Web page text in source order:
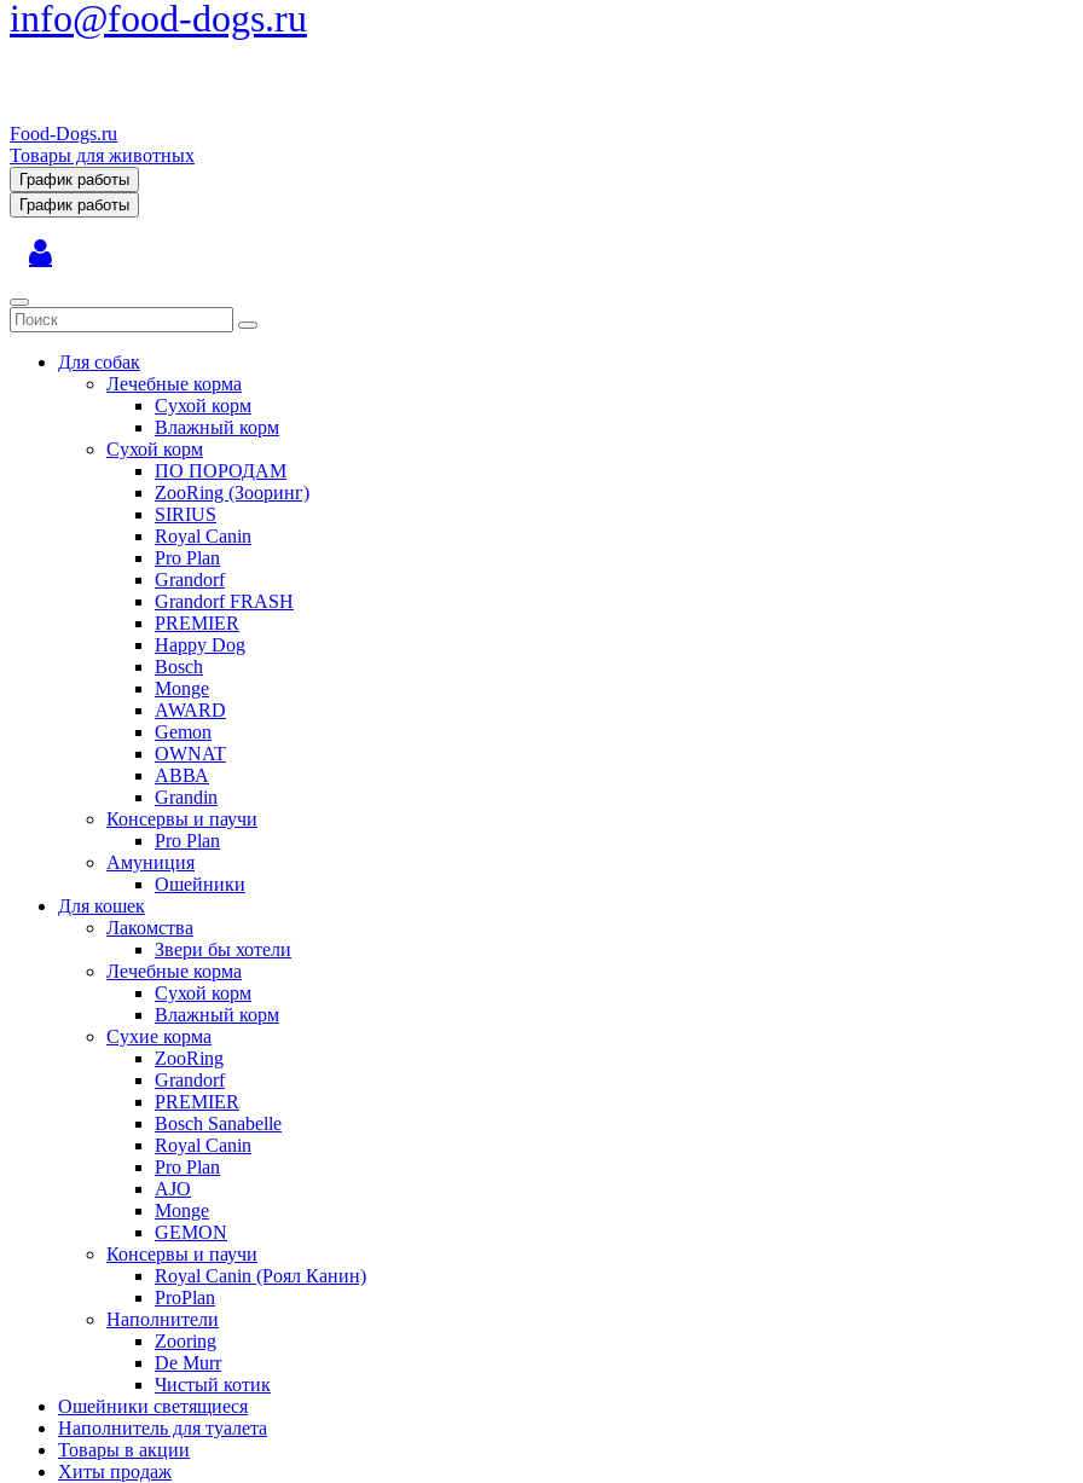
info@food-dogs.ru
Food-Dogs.ru
Товары для животных
График работы
График работы
Для собак
Лечебные корма
Сухой корм
Влажный корм
Сухой корм
ПО ПОРОДАМ
ZooRing (Зооринг)
SIRIUS
Royal Canin
Pro Plan
Grandorf
Grandorf FRASH
PREMIER
Happy Dog
Bosch
Monge
AWARD
Gemon
OWNAT
АВВА
Grandin
Консервы и паучи
Pro Plan
Амуниция
Ошейники
Для кошек
Лакомства
Звери бы хотели
Лечебные корма
Сухой корм
Влажный корм
Сухие корма
ZooRing
Grandorf
PREMIER
Bosch Sanabelle
Royal Canin
Pro Plan
AJO
Monge
GEMON
Консервы и паучи
Royal Canin (Роял Канин)
ProPlan
Наполнители
Zooring
De Murr
Чистый котик
Ошейники светящиеся
Наполнитель для туалета
Товары в акции
Хиты продаж